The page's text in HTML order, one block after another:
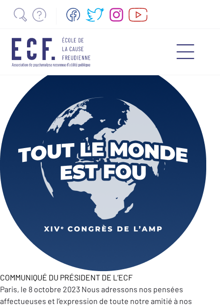
Texte d’orientation
AMP 2024 Je dédie cette conférence à Angelina Harari qui, en
l’Association mondiale de…
COMMUNIQUÉ DU PRÉSIDENT DE L’ECF
Paris, le 8 octobre 2023 Nous adressons nos pensées
affectueuses et l’expression de toute notre amitié à nos